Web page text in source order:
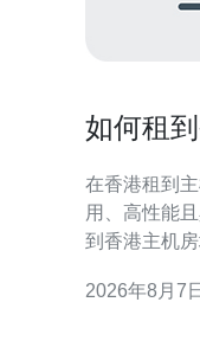
如何租
在香港租到
用、高性能
到香港主机
项讲解，帮
2026年8月7日